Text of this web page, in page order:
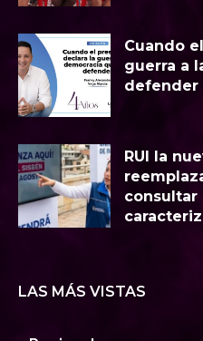
Cuando
guerra a
defender
RUI la
LAS MÁS VISTAS